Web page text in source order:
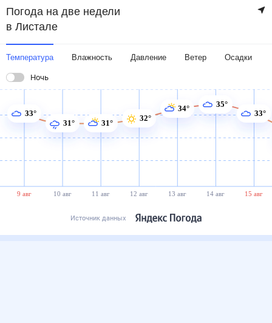
Погода на две недели
в Листале
Температура Влажность Давление Ветер Осадки
Ночь
9 авг 10 авг 11 авг 12 авг 13 авг 14 авг 15 авг
33°
31°
31° 32°
34°
35°
33°
Источник данных